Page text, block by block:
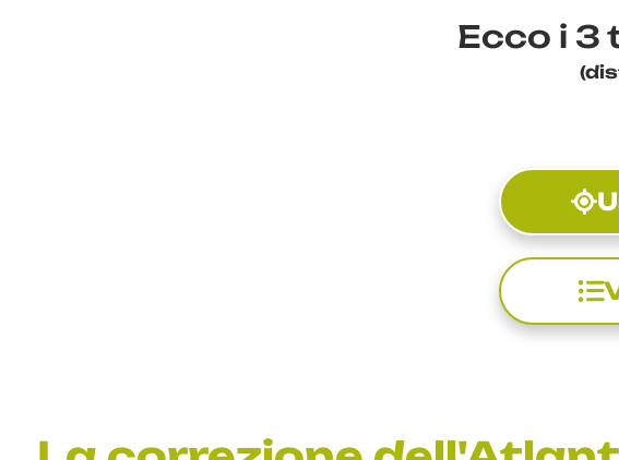
Ecco i 3